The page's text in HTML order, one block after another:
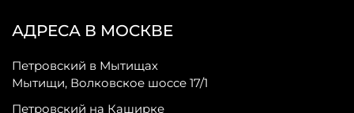
АДРЕСА В МОСКВЕ
Петровский в Мытищах
Мытищи, Волковское шоссе 17/1
Петровский на Каширке